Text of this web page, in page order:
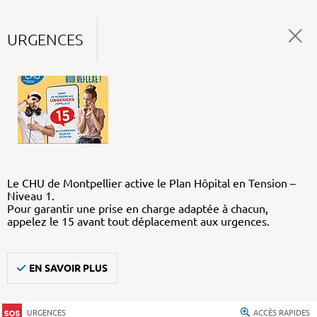
URGENCES
Le CHU de Montpellier active le Plan Hôpital en Tension –
Niveau 1.
Pour garantir une prise en charge adaptée à chacun,
appelez le 15 avant tout déplacement aux urgences.
EN SAVOIR PLUS
URGENCES ACCÈS RAPIDES